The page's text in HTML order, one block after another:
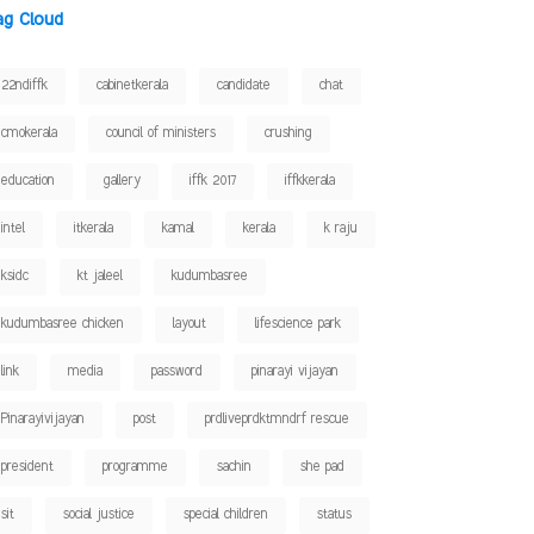
Cloud
22ndiffk cabinetkerala candidate chat
cmokerala council of ministers crushing
education gallery iffk 2017 iffkkerala
intel itkerala kamal kerala k raju
ksidc kt jaleel kudumbasree
kudumbasree chicken layout lifescience park
link media password pinarayi vijayan
Pinarayivijayan post prdliveprdktmndrf rescue
president programme sachin she pad
sit social justice special children status